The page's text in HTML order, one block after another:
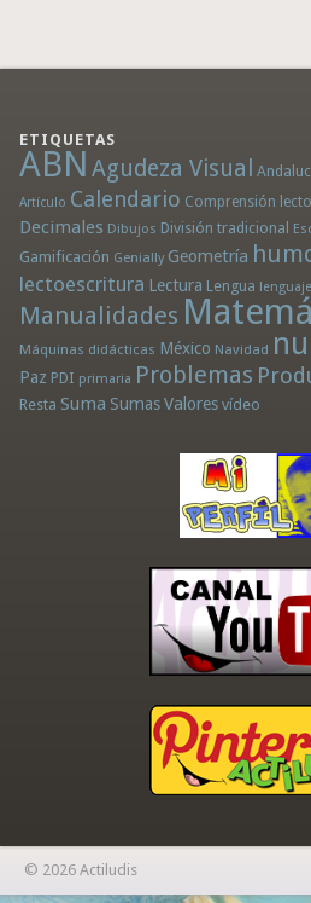
ETIQUETAS
ABN Agudeza Visual
Artículo Calendario Comprensión
Decimales Dibujos División tradicional
Gamificación Genially Geometría
lectoescritura Lectura Lengua lenguaje
Manualidades
Máquinas didácticas México Navidad
Paz PDI primaria Problemas
Resta Suma Sumas Valores vídeo
© 2026 Actiludis